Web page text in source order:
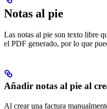
Notas al pie
Las notas al pie son texto libre
el PDF generado, por lo que
Añadir notas al pie al
Al crear una factura